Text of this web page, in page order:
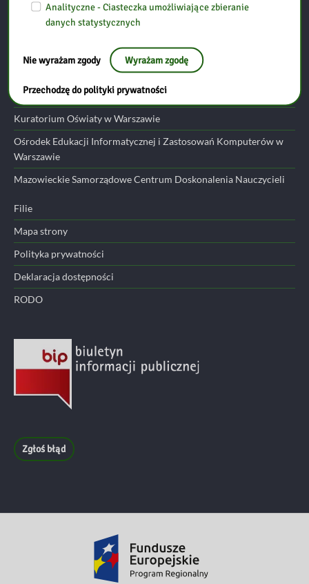
tel: (29) 752 24 17
przasnysz@bp.ostroleka.pl
Przydatne linki
Ministerstwo Edukacji Narodowej
Kuratorium Oświaty w Warszawie
Ośrodek Edukacji Informatycznej i Zastosowań Komputerów w
Warszawie
Mazowieckie Samorządowe Centrum Doskonalenia Nauczycieli
Filie
Mapa strony
Polityka prywatności
Deklaracja dostępności
RODO
Zgłoś błąd
Analityczne - Ciasteczka umożliwiające zbieranie
danych statystycznych
Nie wyrażam zgody Wyrażam zgodę
Przechodzę do polityki prywatności